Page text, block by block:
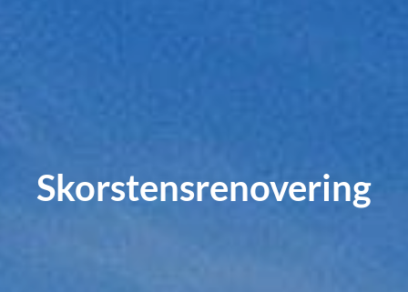
Skorstensrenovering